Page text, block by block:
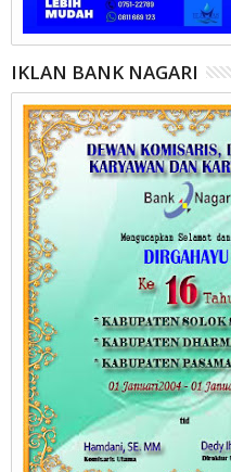
IKLAN BANK NAGARI